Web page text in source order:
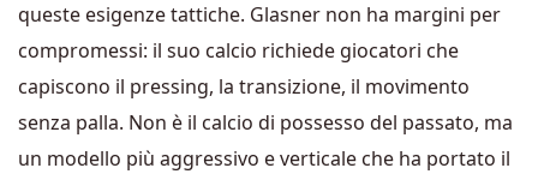
queste esigenze tattiche. Glasner non ha margini per
compromessi: il suo calcio richiede giocatori che
capiscono il pressing, la transizione, il movimento
senza palla. Non è il calcio di possesso del passato, ma
un modello più aggressivo e verticale che ha portato il